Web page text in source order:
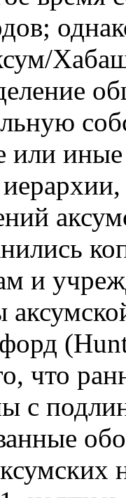
или
и
(
что
с